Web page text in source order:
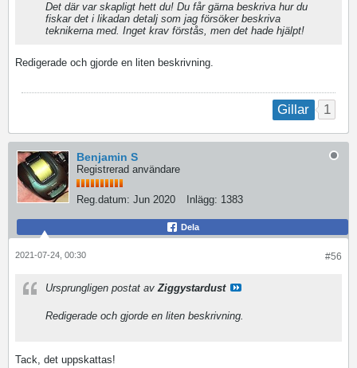
Det där var skapligt hett du! Du får gärna beskriva hur du
fiskar det i likadan detalj som jag försöker beskriva
teknikerna med. Inget krav förstås, men det hade hjälpt!
Redigerade och gjorde en liten beskrivning.
Gillar 1
Benjamin S
Registrerad användare
Reg.datum: Jun 2020 Inlägg: 1383
Dela
#56
2021-07-24, 00:30
Ursprungligen postat av Ziggystardust
Redigerade och gjorde en liten beskrivning.
Tack, det uppskattas!